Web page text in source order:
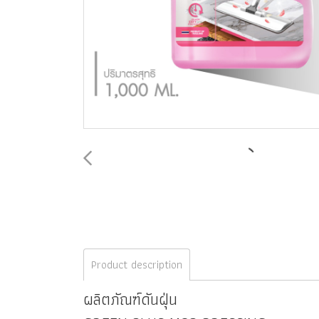
Product description
ผลิตภัณฑ์ดันฝุ่น